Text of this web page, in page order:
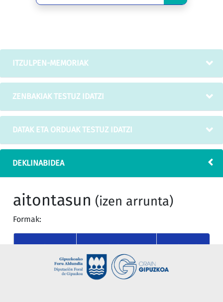
ITZULPEN-MEMORIAK
ZENBAKIAK TESTUZ IDATZI
DATAK ETA ORDUAK TESTUZ IDATZI
DEKLINABIDEA
aitontasun (izen arrunta)
Formak:
KASUA MUGAGABEA MUGATU
aitontasun